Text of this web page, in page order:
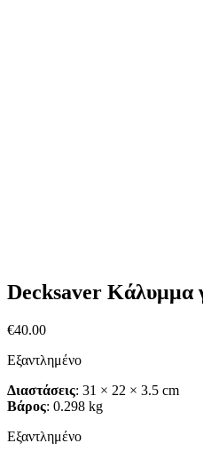
Decksaver Κάλυμμα
€40.00
Εξαντλημένο
Διαστάσεις: 31 × 22 × 3.5 cm
Βάρος: 0.298 kg
Εξαντλημένο